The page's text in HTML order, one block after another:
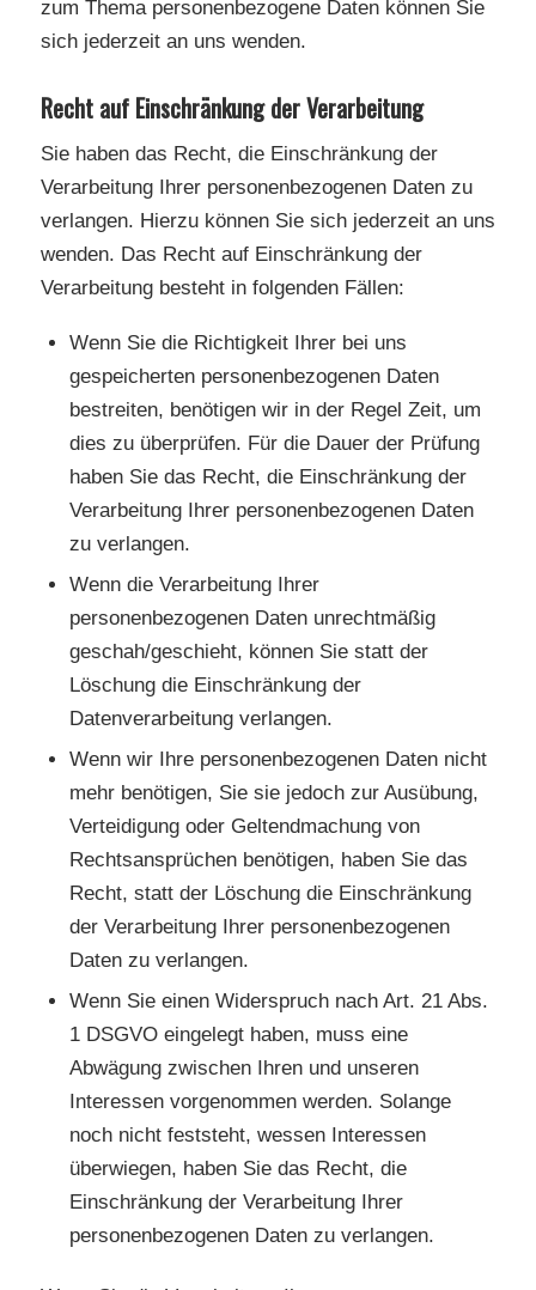
zum Thema personenbezogene Daten können Sie
sich jederzeit an uns wenden.
Recht auf Einschränkung der Verarbeitung
Sie haben das Recht, die Einschränkung der
Verarbeitung Ihrer personenbezogenen Daten zu
verlangen. Hierzu können Sie sich jederzeit an uns
wenden. Das Recht auf Einschränkung der
Verarbeitung besteht in folgenden Fällen:
Wenn Sie die Richtigkeit Ihrer bei uns
gespeicherten personenbezogenen Daten
bestreiten, benötigen wir in der Regel Zeit, um
dies zu überprüfen. Für die Dauer der Prüfung
haben Sie das Recht, die Einschränkung der
Verarbeitung Ihrer personenbezogenen Daten
zu verlangen.
Wenn die Verarbeitung Ihrer
personenbezogenen Daten unrechtmäßig
geschah/geschieht, können Sie statt der
Löschung die Einschränkung der
Datenverarbeitung verlangen.
Wenn wir Ihre personenbezogenen Daten nicht
mehr benötigen, Sie sie jedoch zur Ausübung,
Verteidigung oder Geltendmachung von
Rechtsansprüchen benötigen, haben Sie das
Recht, statt der Löschung die Einschränkung
der Verarbeitung Ihrer personenbezogenen
Daten zu verlangen.
Wenn Sie einen Widerspruch nach Art. 21 Abs.
1 DSGVO eingelegt haben, muss eine
Abwägung zwischen Ihren und unseren
Interessen vorgenommen werden. Solange
noch nicht feststeht, wessen Interessen
überwiegen, haben Sie das Recht, die
Einschränkung der Verarbeitung Ihrer
personenbezogenen Daten zu verlangen.